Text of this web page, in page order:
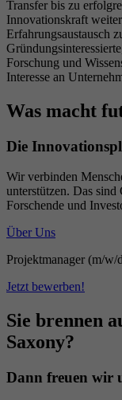
Transfer bis zu
Innovationskraft
Erfahrungsaustausch
Forschung und
Interesse an
Was macht
Die
Wir verbinden
unterstützen. Das sind
Forschende und
Über Uns
Projektmanager (m/w/
Jetzt bewerben!
Sie brennen
Saxony?
Dann freuen wir